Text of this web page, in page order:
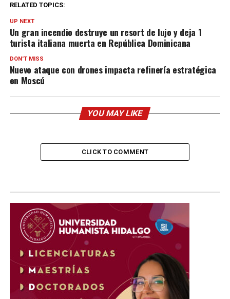
RELATED TOPICS:
UP NEXT
Un gran incendio destruye un resort de lujo y deja 1
turista italiana muerta en República Dominicana
DON'T MISS
Nuevo ataque con drones impacta refinería estratégica
en Moscú
YOU MAY LIKE
CLICK TO COMMENT